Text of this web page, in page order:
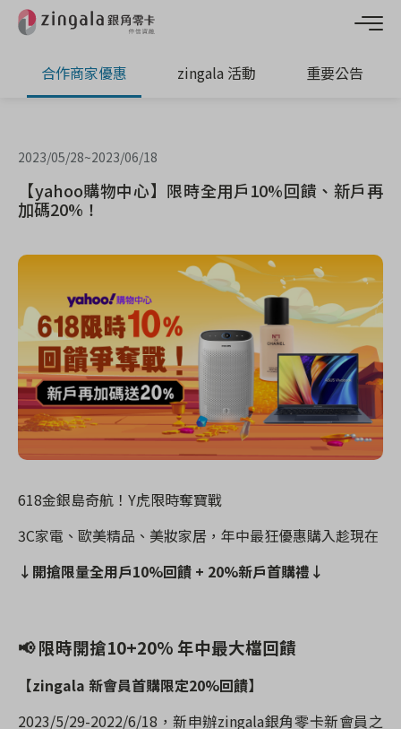
合作商家優惠 zingala 活動 重要公告
2023/05/28~2023/06/18
【yahoo購物中心】限時全用戶10%回饋、新戶再
加碼20%！
618金銀島奇航！ Y虎限時奪寶戰
3C家電、歐美精品、美妝家居，年中最狂優惠購入趁現在
↓開搶限量全用戶10%回饋 + 20%新戶首購禮↓
📢限時開搶10+20% 年中最大檔回饋
【zingala 新會員首購限定20%回饋】
2023/5/29-2022/6/18 ，新申辦zingala銀角零卡新會員之